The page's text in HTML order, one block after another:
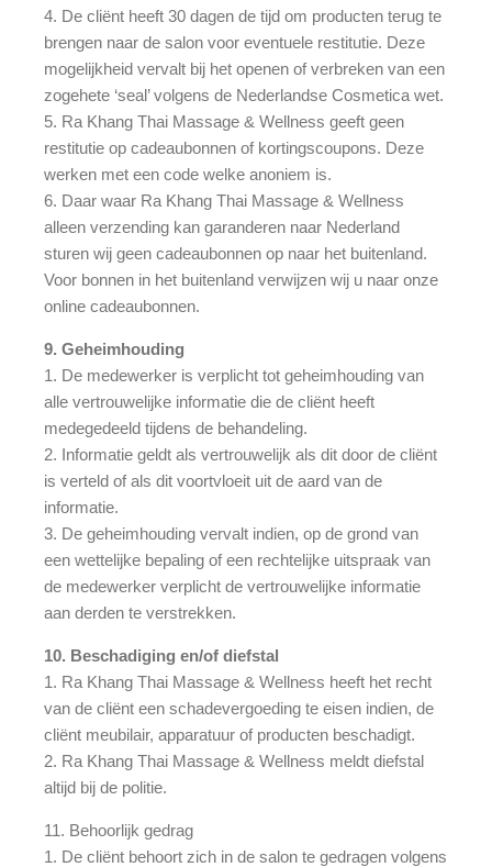
4. De cliënt heeft 30 dagen de tijd om producten terug te
brengen naar de salon voor eventuele restitutie. Deze
mogelijkheid vervalt bij het openen of verbreken van een
zogehete ‘seal’ volgens de Nederlandse Cosmetica wet.
5. Ra Khang Thai Massage & Wellness geeft geen
restitutie op cadeaubonnen of kortingscoupons. Deze
werken met een code welke anoniem is.
6. Daar waar Ra Khang Thai Massage & Wellness
alleen verzending kan garanderen naar Nederland
sturen wij geen cadeaubonnen op naar het buitenland.
Voor bonnen in het buitenland verwijzen wij u naar onze
online cadeaubonnen.
9. Geheimhouding
1. De medewerker is verplicht tot geheimhouding van
alle vertrouwelijke informatie die de cliënt heeft
medegedeeld tijdens de behandeling.
2. Informatie geldt als vertrouwelijk als dit door de cliënt
is verteld of als dit voortvloeit uit de aard van de
informatie.
3. De geheimhouding vervalt indien, op de grond van
een wettelijke bepaling of een rechtelijke uitspraak van
de medewerker verplicht de vertrouwelijke informatie
aan derden te verstrekken.
10. Beschadiging en/of diefstal
1. Ra Khang Thai Massage & Wellness heeft het recht
van de cliënt een schadevergoeding te eisen indien, de
cliënt meubilair, apparatuur of producten beschadigt.
2. Ra Khang Thai Massage & Wellness meldt diefstal
altijd bij de politie.
11. Behoorlijk gedrag
1. De cliënt behoort zich in de salon te gedragen volgens